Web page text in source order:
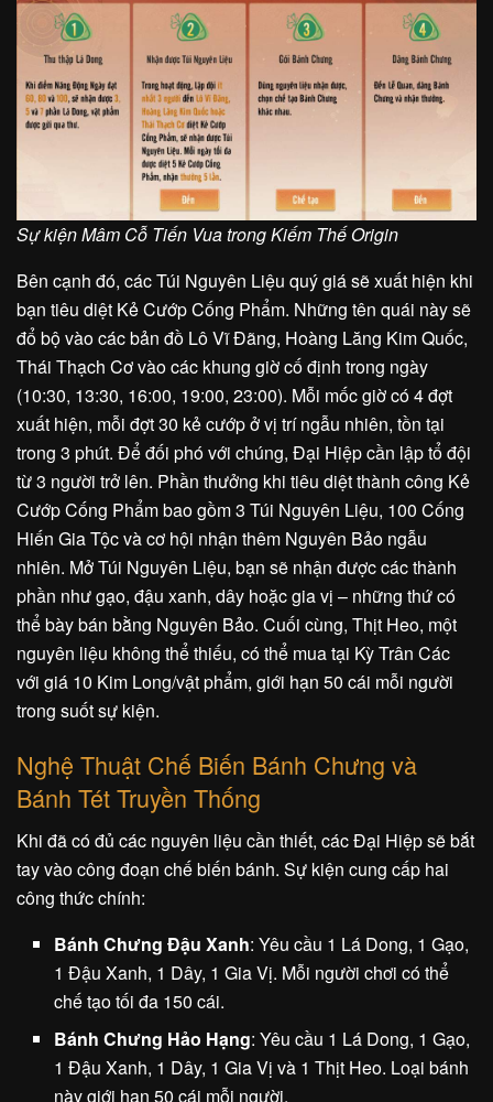
Sự kiện Mâm Cỗ Tiến Vua trong Kiếm Thế Origin
Bên cạnh đó, các Túi Nguyên Liệu quý giá sẽ xuất hiện khi
bạn tiêu diệt Kẻ Cướp Cống Phẩm. Những tên quái này sẽ
đổ bộ vào các bản đồ Lô Vĩ Đãng, Hoàng Lăng Kim Quốc,
Thái Thạch Cơ vào các khung giờ cố định trong ngày
(10:30, 13:30, 16:00, 19:00, 23:00). Mỗi mốc giờ có 4 đợt
xuất hiện, mỗi đợt 30 kẻ cướp ở vị trí ngẫu nhiên, tồn tại
trong 3 phút. Để đối phó với chúng, Đại Hiệp cần lập tổ đội
từ 3 người trở lên. Phần thưởng khi tiêu diệt thành công Kẻ
Cướp Cống Phẩm bao gồm 3 Túi Nguyên Liệu, 100 Cống
Hiến Gia Tộc và cơ hội nhận thêm Nguyên Bảo ngẫu
nhiên. Mở Túi Nguyên Liệu, bạn sẽ nhận được các thành
phần như gạo, đậu xanh, dây hoặc gia vị – những thứ có
thể bày bán bằng Nguyên Bảo. Cuối cùng, Thịt Heo, một
nguyên liệu không thể thiếu, có thể mua tại Kỳ Trân Các
với giá 10 Kim Long/vật phẩm, giới hạn 50 cái mỗi người
trong suốt sự kiện.
Nghệ Thuật Chế Biến Bánh Chưng và
Bánh Tét Truyền Thống
Khi đã có đủ các nguyên liệu cần thiết, các Đại Hiệp sẽ bắt
tay vào công đoạn chế biến bánh. Sự kiện cung cấp hai
công thức chính:
Bánh Chưng Đậu Xanh: Yêu cầu 1 Lá Dong, 1 Gạo,
1 Đậu Xanh, 1 Dây, 1 Gia Vị. Mỗi người chơi có thể
chế tạo tối đa 150 cái.
Bánh Chưng Hảo Hạng: Yêu cầu 1 Lá Dong, 1 Gạo,
1 Đậu Xanh, 1 Dây, 1 Gia Vị và 1 Thịt Heo. Loại bánh
này giới hạn 50 cái mỗi người.